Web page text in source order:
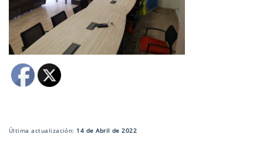
Última actualización: 14 de Abril de 2022